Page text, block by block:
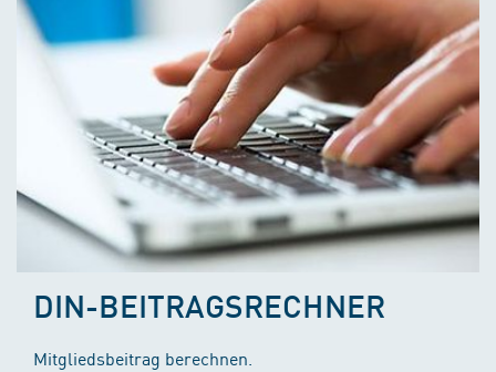
DIN-BEITRAGSRECHNER
Mitgliedsbeitrag berechnen.